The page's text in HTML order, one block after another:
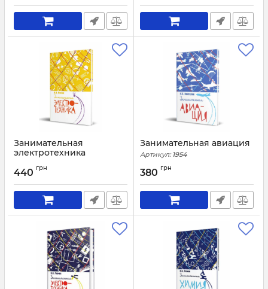
Занимательная
электротехника
440 грн
Занимательная авиация
Артикул: 1954
380 грн